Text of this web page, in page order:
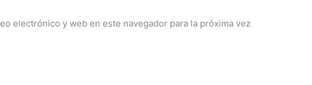
electrónico y web en este navegador para la próxima vez